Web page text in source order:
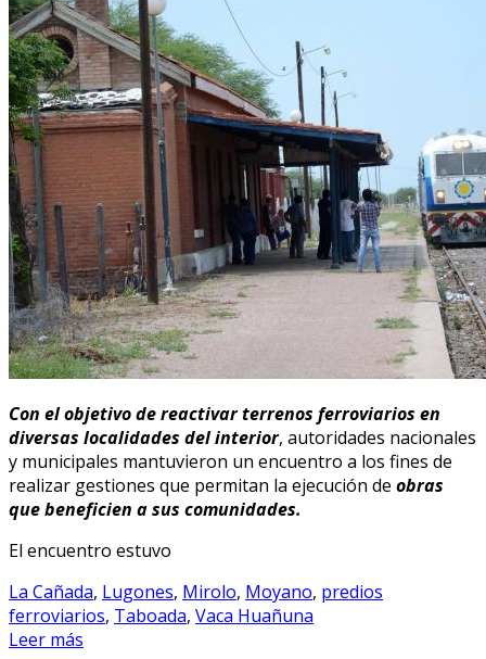
Con el objetivo de reactivar terrenos ferroviarios en
diversas localidades del interior, autoridades nacionales
y municipales mantuvieron un encuentro a los fines de
realizar gestiones que permitan la ejecución de obras
que beneficien a sus comunidades.
El encuentro estuvo
La Cañada, Lugones, Mirolo, Moyano, predios
ferroviarios, Taboada, Vaca Huañuna
Leer más